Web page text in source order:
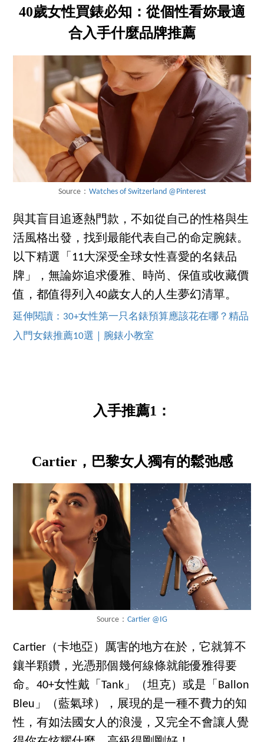
40歲女性買錶必知：從個性看妳最適
合入手什麼品牌推薦
Source： Watches of Switzerland @Pinterest
與其盲目追逐熱門款，不如從自己的性格與生
活風格出發，找到最能代表自己的命定腕錶。
以下精選「11大深受全球女性喜愛的名錶品
牌」，無論妳追求優雅、時尚、保值或收藏價
值，都值得列入40歲女人的人生夢幻清單。
延伸閱讀：30+女性第一只名錶預算應該花在哪？精品
入門女錶推薦10選｜腕錶小教室
入手推薦1：
Cartier，巴黎女人獨有的鬆弛感
Source： Cartier @IG
Cartier（卡地亞）厲害的地方在於，它就算不
鑲半顆鑽，光憑那個幾何線條就能優雅得要
命。40+女性戴「Tank」（坦克）或是「Ballon
Bleu」（藍氣球），展現的是一種不費力的知
性，有如法國女人的浪漫，又完全不會讓人覺